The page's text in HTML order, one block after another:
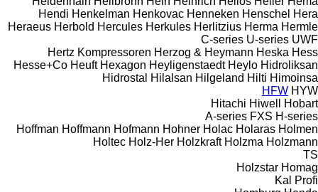
Hendi Henkelman Henkovac Henneken Henschel Hera
Heraeus Herbold Hercules Herkules Herlitzius Herma Hermle
C-series U-series UWF
Hertz Kompressoren Herzog & Heymann Heska Hess
Hesse+Co Heuft Hexagon Heyligenstaedt Heylo Hidroliksan
Hidrostal
Hilalsan Hilgeland Hilti Himoinsa
HFW HYW
Hitachi Hiwell
Hobart
A-series FXS H-series
Hoffman Hoffmann Hofmann Hohner Holac Holaras Holmen
Holtec Holz-Her Holzkraft Holzma Holzmann
TS
Holzstar Homag
Kal
Profi